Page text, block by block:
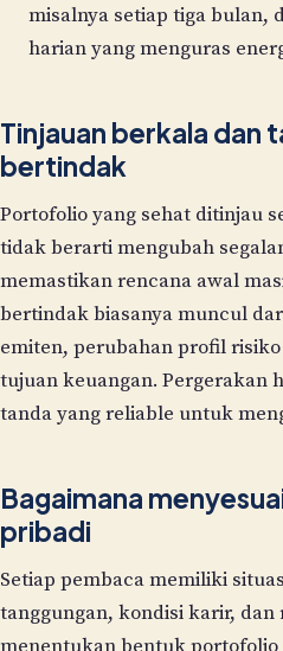
misalnya setiap tiga bulan,
harian yang menguras
Tinjauan berkala dan
bertindak
Portofolio yang sehat ditinjau
tidak berarti mengubah
memastikan rencana awal
bertindak biasanya muncul
emiten, perubahan profil
tujuan keuangan. Pergerakan
tanda yang reliable untuk
Bagaimana
pribadi
Setiap pembaca memiliki
tanggungan, kondisi karir,